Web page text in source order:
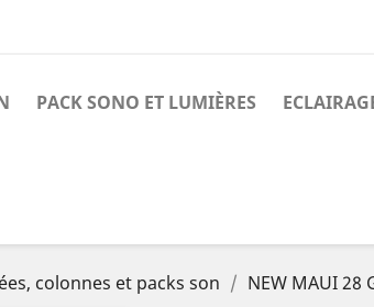
PACK SONO ET LUMIÈRES
colonnes et packs son NEW MAUI 28